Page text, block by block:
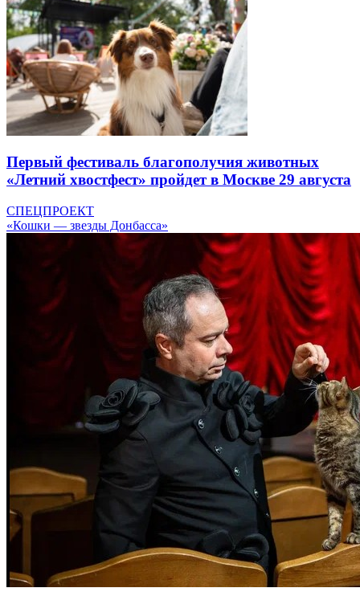
Первый фестиваль благополучия животных
«Летний хвостфест» пройдет в Москве 29 августа
СПЕЦПРОЕКТ
«Кошки — звезды Донбасса»